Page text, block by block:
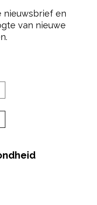
nieuwsbrief en
van nieuwe